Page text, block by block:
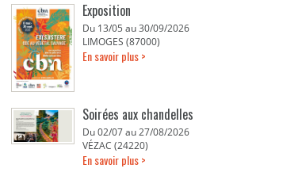
Exposition
Du 13/05 au 30/09/2026
LIMOGES (87000)
En savoir plus >
Soirées aux chandelles
Du 02/07 au 27/08/2026
VÉZAC (24220)
En savoir plus >